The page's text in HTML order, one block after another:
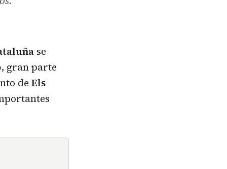
se
, gran parte
de Els